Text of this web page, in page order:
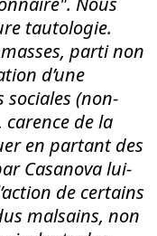
tautologie.
parti non
d’une
sociales (non-
de la
en partant des
Casanova lui-
de certains
malsains, non